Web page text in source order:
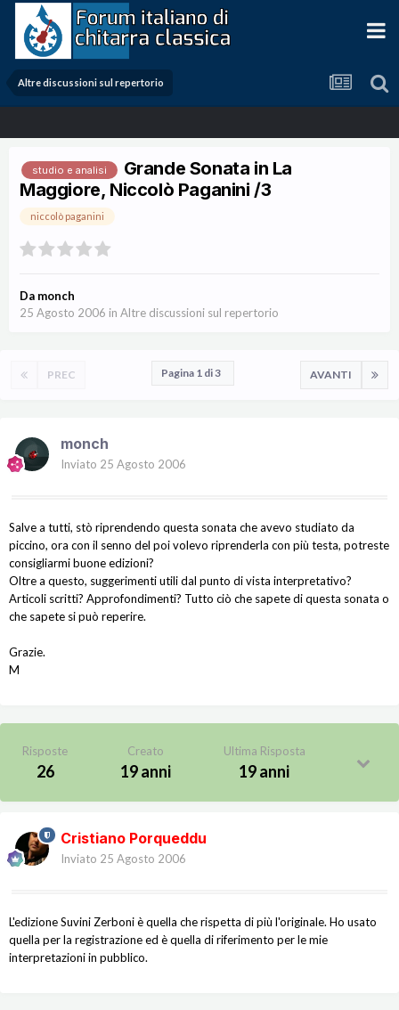
Altre discussioni sul repertorio
studio e analisi
Grande Sonata in La
Maggiore, Niccolò Paganini /3
niccolò paganini
Da monch
25 Agosto 2006 in Altre discussioni sul repertorio
PREC AVANTI
Pagina 1 di 3
monch
Inviato 25 Agosto 2006
Salve a tutti, stò riprendendo questa sonata che avevo studiato da
piccino, ora con il senno del poi volevo riprenderla con più testa, potreste
consigliarmi buone edizioni?
Oltre a questo, suggerimenti utili dal punto di vista interpretativo?
Articoli scritti? Approfondimenti? Tutto ciò che sapete di questa sonata o
che sapete si può reperire.
Grazie.
M
Risposte
26
Creato
19 anni
Ultima Risposta
19 anni
Cristiano Porqueddu
Inviato 25 Agosto 2006
L'edizione Suvini Zerboni è quella che rispetta di più l'originale. Ho usato
quella per la registrazione ed è quella di riferimento per le mie
interpretazioni in pubblico.